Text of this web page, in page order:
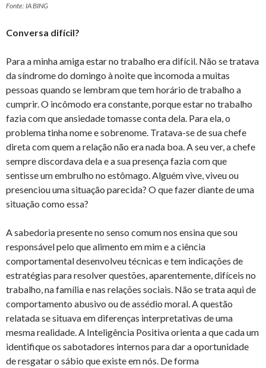
Fonte: IA BING
Conversa difícil?
Para a minha amiga estar no trabalho era difícil. Não se tratava
da síndrome do domingo à noite que incomoda a muitas
pessoas quando se lembram que tem horário de trabalho a
cumprir. O incômodo era constante, porque estar no trabalho
fazia com que ansiedade tomasse conta dela. Para ela, o
problema tinha nome e sobrenome. Tratava-se de sua chefe
direta com quem a relação não era nada boa. A seu ver, a chefe
sempre discordava dela e a sua presença fazia com que
sentisse um embrulho no estômago. Alguém vive, viveu ou
presenciou uma situação parecida? O que fazer diante de uma
situação como essa?
A sabedoria presente no senso comum nos ensina que sou
responsável pelo que alimento em mim e a ciência
comportamental desenvolveu técnicas e tem indicações de
estratégias para resolver questões, aparentemente, difíceis no
trabalho, na família e nas relações sociais. Não se trata aqui de
comportamento abusivo ou de assédio moral. A questão
relatada se situava em diferenças interpretativas de uma
mesma realidade. A Inteligência Positiva orienta a que cada um
identifique os sabotadores internos para dar a oportunidade
de resgatar o sábio que existe em nós. De forma